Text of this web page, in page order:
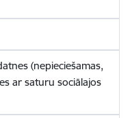
(nepieciešamas,
ar saturu sociālajos